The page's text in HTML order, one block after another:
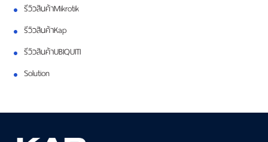
รีวิวสินค้าMikrotik
รีวิวสินค้าKap
รีวิวสินค้าUBIQUITI
Solution